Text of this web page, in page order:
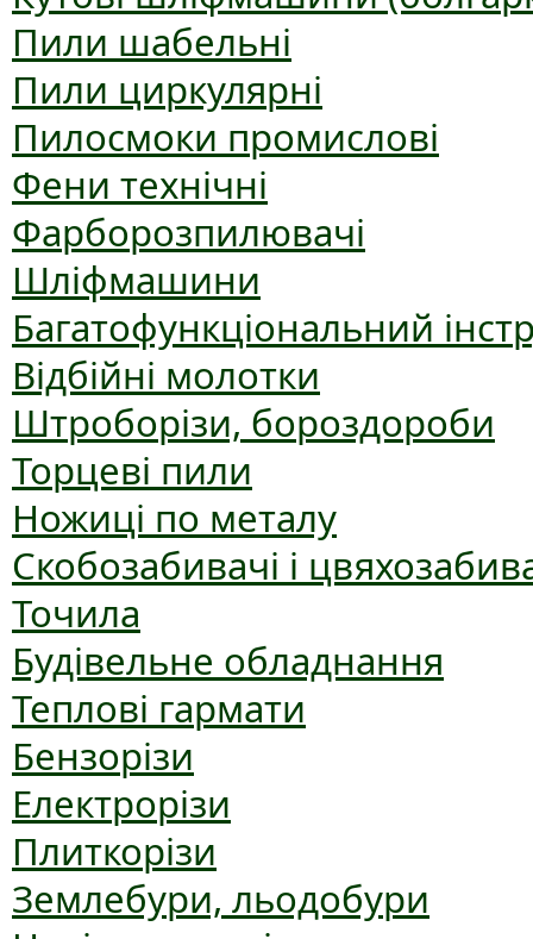
Пили шабельні
Пили циркулярні
Пилосмоки промислові
Фени технічні
Фарборозпилювачі
Шліфмашини
Багатофункціональний
Відбійні молотки
Штроборізи, бороздороби
Торцеві пили
Ножиці по металу
Скобозабивачі і
Точила
Будівельне обладнання
Теплові гармати
Бензорізи
Електрорізи
Плиткорізи
Землебури, льодобури